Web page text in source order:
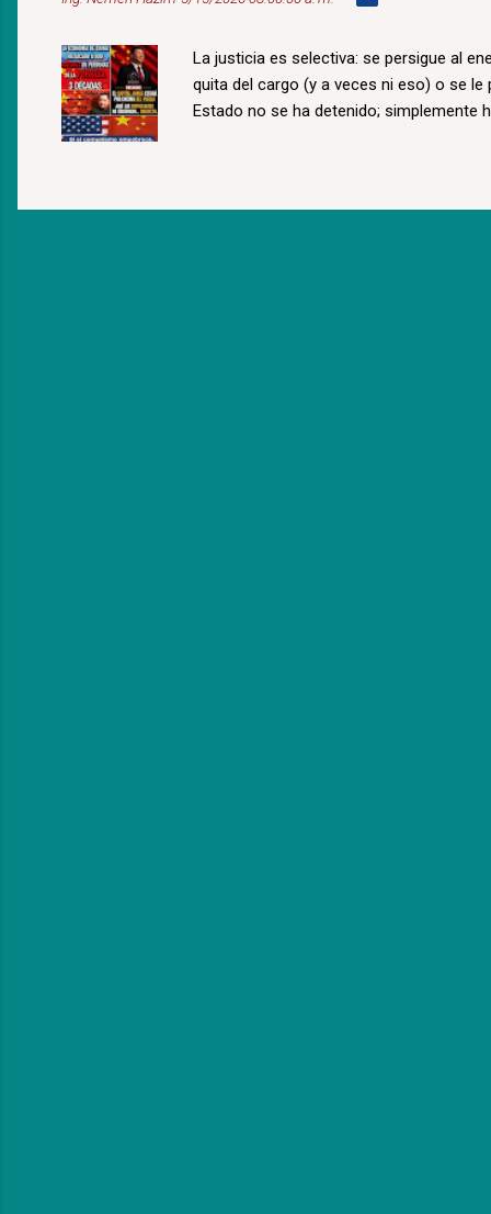
La justicia es selectiva: se persigue al
quita del cargo (y a veces ni eso) o se
Estado no se ha detenido; simplemente